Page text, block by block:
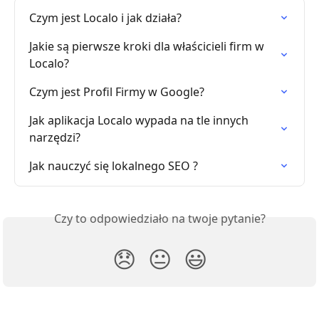
Czym jest Localo i jak działa?
Jakie są pierwsze kroki dla właścicieli firm w
Localo?
Czym jest Profil Firmy w Google?
Jak aplikacja Localo wypada na tle innych
narzędzi?
Jak nauczyć się lokalnego SEO ?
Czy to odpowiedziało na twoje pytanie?
😞 😐 😃